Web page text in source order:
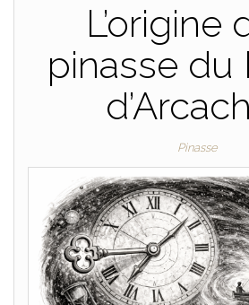
L’origine
pinasse du
Pinasse